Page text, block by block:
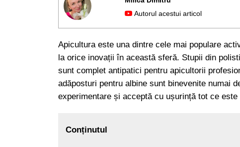
Autorul acestui articol
Apicultura este una dintre cele mai populare
la orice inovații în această sferă. Stupii din
sunt complet antipatici pentru apicultorii
adăposturi pentru albine sunt binevenite numai
experimentare și acceptă cu ușurință tot ce este
Conținutul